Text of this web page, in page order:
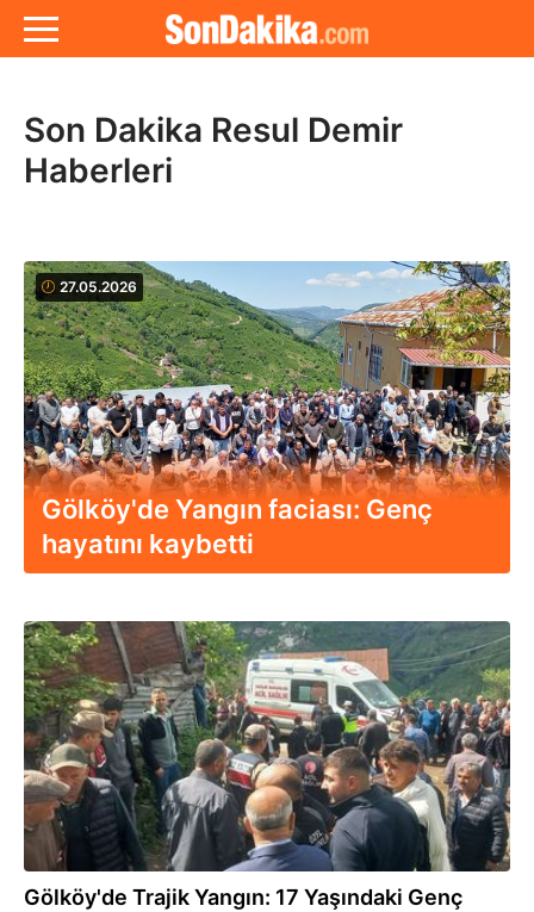
Son Dakika Resul Demir
Haberleri
27.05.2026
Gölköy'de Yangın faciası: Genç
hayatını kaybetti
26.05.2026
Gölköy'de Trajik Yangın: 17 Yaşındaki Genç